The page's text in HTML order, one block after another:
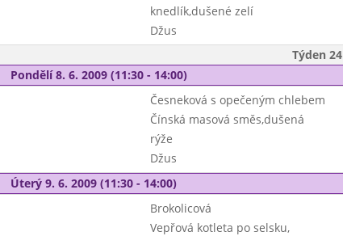
knedlík,dušené zelí
Džus
Týden 24
Pondělí 8. 6. 2009 (11:30 - 14:00)
Česneková s opečeným chlebem
Čínská masová směs,dušená
rýže
Džus
Úterý 9. 6. 2009 (11:30 - 14:00)
Brokolicová
Vepřová kotleta po selsku,